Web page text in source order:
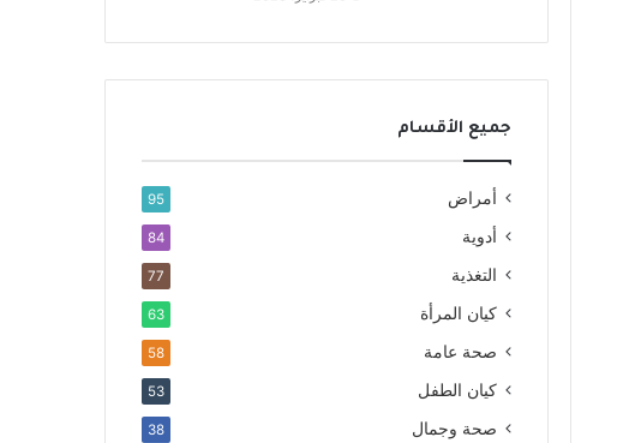
جميع الأقسام
أمراض 95
أدوية 84
التغذية 77
كيان المرأة 63
صحة عامة 58
كيان الطفل 53
صحة وجمال 38